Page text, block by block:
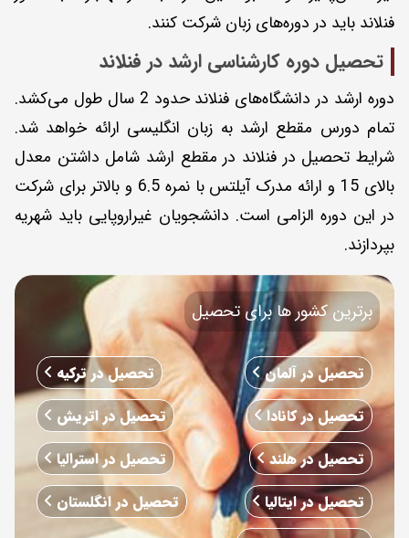
فنلاند باید در دوره‌های زبان شرکت کنند.
تحصیل دوره کارشناسی ارشد در فنلاند
دوره ارشد در دانشگاه‌های فنلاند حدود 2 سال طول می‌کشد.
تمام دورس مقطع ارشد به زبان انگلیسی ارائه خواهد شد.
شرایط تحصیل در فنلاند در مقطع ارشد شامل داشتن معدل
بالای 15 و ارائه مدرک آیلتس با نمره 6.5 و بالاتر برای شرکت
در این دوره الزامی است. دانشجویان غیر‌اروپایی باید شهریه
بپردازند.
برترین کشور ها برای تحصیل
تحصیل در آلمان
تحصیل در ترکیه
تحصیل در کانادا
تحصیل در اتریش
تحصیل در هلند
تحصیل در استرالیا
تحصیل در ایتالیا
تحصیل در انگلستان